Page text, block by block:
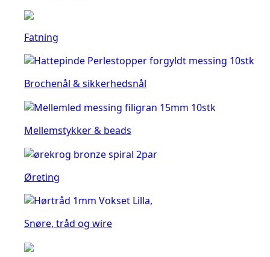
Fatning
Brochenål & sikkerhedsnål
Mellemstykker & beads
Øreting
Snøre, tråd og wire